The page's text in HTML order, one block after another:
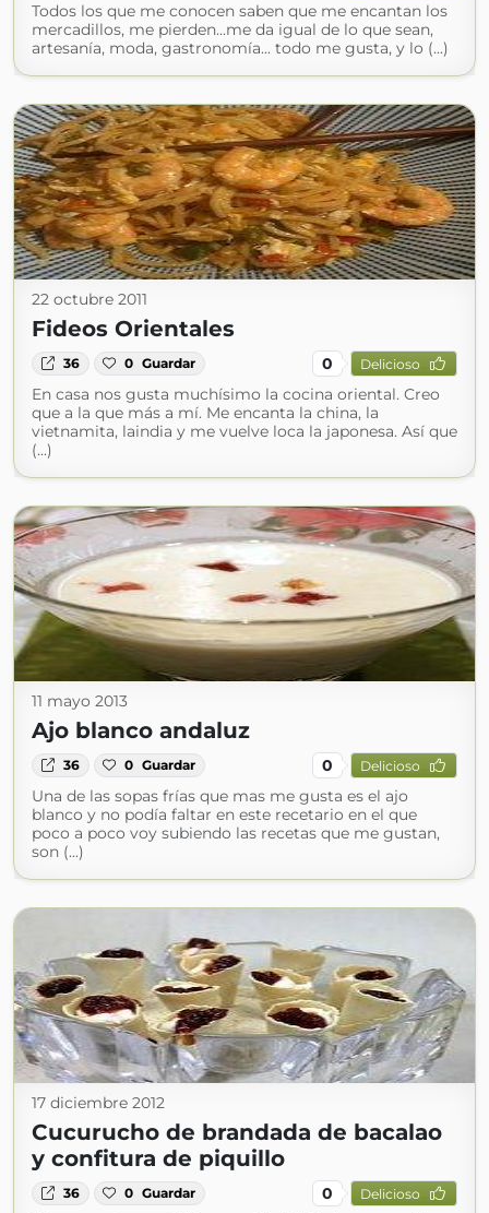
Todos los que me conocen saben que me encantan los
mercadillos, me pierden...me da igual de lo que sean,
artesanía, moda, gastronomía... todo me gusta, y lo (...)
22 octubre 2011
Fideos Orientales
36 0 Guardar 0 Delicioso
En casa nos gusta muchísimo la cocina oriental. Creo
que a la que más a mí. Me encanta la china, la
vietnamita, laindia y me vuelve loca la japonesa. Así que
(...)
11 mayo 2013
Ajo blanco andaluz
36 0 Guardar 0 Delicioso
Una de las sopas frías que mas me gusta es el ajo
blanco y no podía faltar en este recetario en el que
poco a poco voy subiendo las recetas que me gustan,
son (...)
17 diciembre 2012
Cucurucho de brandada de bacalao
y confitura de piquillo
36 0 Guardar 0 Delicioso